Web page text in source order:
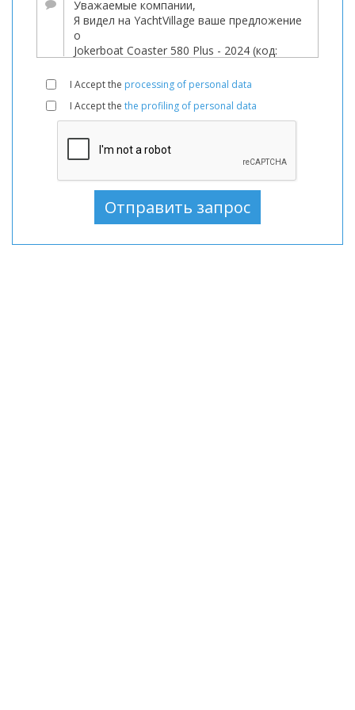
Лодки
новый,
Моторная
В
продаже,
новый,
Моторные
лодки
В
I Accept the processing of personal data
I Accept the the profiling of personal data